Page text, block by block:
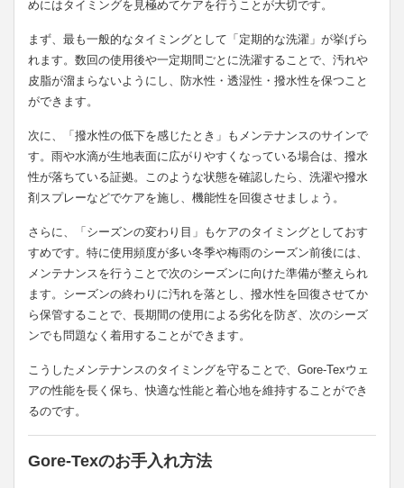
めにはタイミングを見極めてケアを行うことが大切です。
まず、最も一般的なタイミングとして「定期的な洗濯」が挙げら
れます。数回の使用後や一定期間ごとに洗濯することで、汚れや
皮脂が溜まらないようにし、防水性・透湿性・撥水性を保つこと
ができます。
次に、「撥水性の低下を感じたとき」もメンテナンスのサインで
す。雨や水滴が生地表面に広がりやすくなっている場合は、撥水
性が落ちている証拠。このような状態を確認したら、洗濯や撥水
剤スプレーなどでケアを施し、機能性を回復させましょう。
さらに、「シーズンの変わり目」もケアのタイミングとしておす
すめです。特に使用頻度が多い冬季や梅雨のシーズン前後には、
メンテナンスを行うことで次のシーズンに向けた準備が整えられ
ます。シーズンの終わりに汚れを落とし、撥水性を回復させてか
ら保管することで、長期間の使用による劣化を防ぎ、次のシーズ
ンでも問題なく着用することができます。
こうしたメンテナンスのタイミングを守ることで、Gore-Texウェ
アの性能を長く保ち、快適な性能と着心地を維持することができ
るのです。
Gore-Texのお手入れ方法